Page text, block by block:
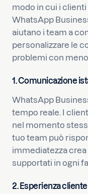
modo in cui i
WhatsApp
aiutano i team a
personalizzare le
problemi con
1. Comunicazione
WhatsApp
tempo reale. I
nel momento
tuo team può
immediatezza
supportati in ogni
2. Esperienza